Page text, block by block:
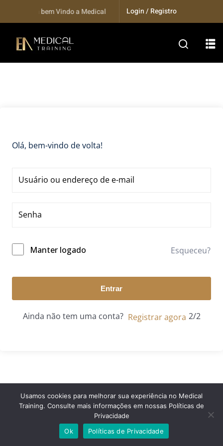
Seja bem Vindo a Medical Training...Login / Registro
Olá, bem-vindo de volta!
Manter logado Esqueceu?
Entrar
Ainda não tem uma conta? Registrar agora
© 2024 Medical Training. Todos os direitos reservados.
Usamos cookies para melhorar sua experiência no Medical
Training. Consulte mais informações em nossas Políticas de
Privacidade
Ok
Políticas de Privacidade